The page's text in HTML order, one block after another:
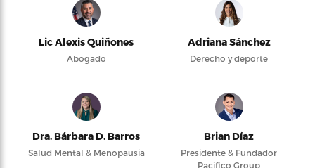
Lic Alexis Quiñones
Abogado
Adriana Sánchez
Derecho y deporte
Dra. Bárbara D. Barros
Salud Mental & Menopausia
Brian Díaz
Presidente & Fundador
Pacifico Group